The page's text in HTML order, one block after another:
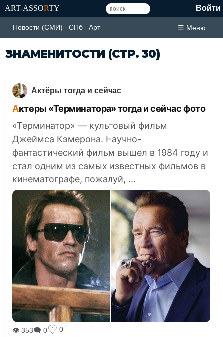
ART-ASSORTY Войти
Новости (СМИ) СПб Арт ☰ Меню
ЗНАМЕНИТОСТИ (СТР. 30)
Актёры тогда и сейчас
Актеры «Терминатора» тогда и сейчас фото
«Терминатор» — культовый фильм
Джеймса Кэмерона. Научно-
фантастический фильм вышел в 1984 году и
стал одним из самых известных фильмов в
кинематографе, пожалуй, ...
👁 353🗨 0♡ 0